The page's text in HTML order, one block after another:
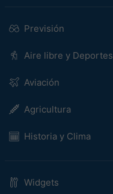
Previsión
Aire libre y Deportes
Aviación
Agricultura
Historia y Clima
Widgets